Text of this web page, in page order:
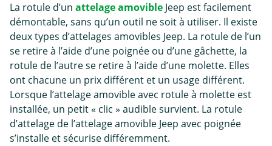
La rotule d’un attelage amovible Jeep est facilement
démontable, sans qu’un outil ne soit à utiliser. Il existe
deux types d’attelages amovibles Jeep. La rotule de l’un
se retire à l’aide d’une poignée ou d’une gâchette, la
rotule de l’autre se retire à l’aide d’une molette. Elles
ont chacune un prix différent et un usage différent.
Lorsque l’attelage amovible avec rotule à molette est
installée, un petit « clic » audible survient. La rotule
d’attelage de l’attelage amovible Jeep avec poignée
s’installe et sécurise différemment.